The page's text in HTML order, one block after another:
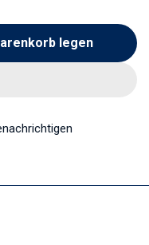
Suppentasse
legen